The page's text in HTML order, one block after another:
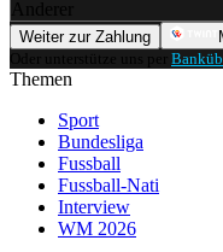
Anderer
Weiter zur Zahlung
Oder unterstütze uns per
Themen
Sport
Bundesliga
Fussball
Fussball-Nati
Interview
WM 2026